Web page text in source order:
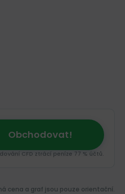
Obchodovat!
CFD ztrácí peníze 77 % účtů.
cena a graf jsou pouze orientační.